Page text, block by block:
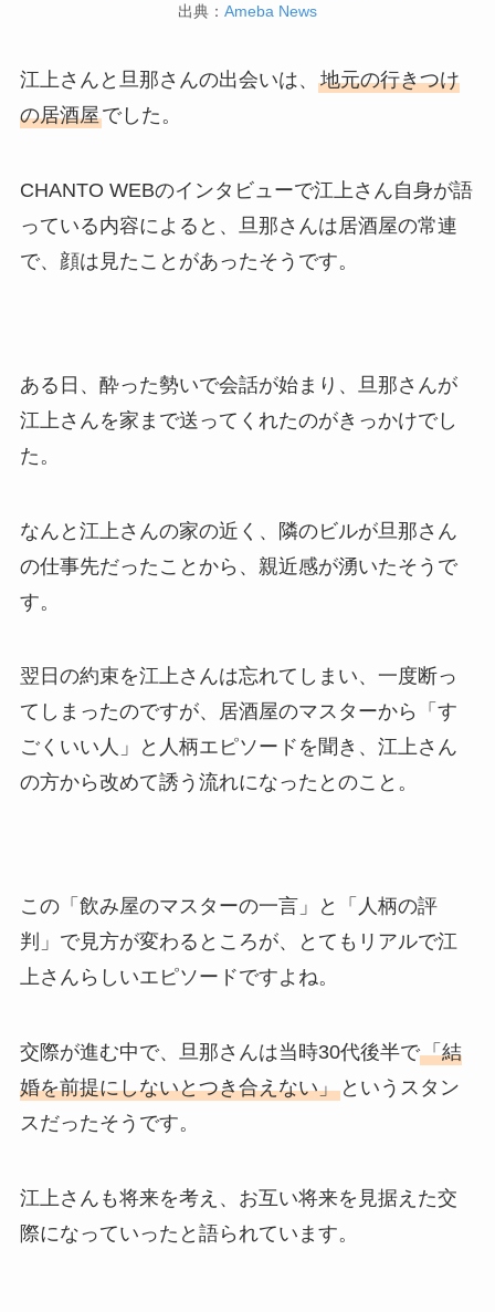
出典： Ameba News
江上さんと旦那さんの出会いは、 地元の行きつけ
の居酒屋でした。
CHANTO WEBのインタビューで江上さん自身が語
っている内容によると、旦那さんは居酒屋の常連
で、顔は見たことがあったそうです。
ある日、酔った勢いで会話が始まり、旦那さんが
江上さんを家まで送ってくれたのがきっかけでし
た。
なんと江上さんの家の近く、隣のビルが旦那さん
の仕事先だったことから、親近感が湧いたそうで
す。
翌日の約束を江上さんは忘れてしまい、一度断っ
てしまったのですが、居酒屋のマスターから「す
ごくいい人」と人柄エピソードを聞き、江上さん
の方から改めて誘う流れになったとのこと。
この「飲み屋のマスターの一言」と「人柄の評
判」で見方が変わるところが、とてもリアルで江
上さんらしいエピソードですよね。
交際が進む中で、旦那さんは当時30代後半で「結
婚を前提にしないとつき合えない」というスタン
スだったそうです。
江上さんも将来を考え、お互い将来を見据えた交
際になっていったと語られています。